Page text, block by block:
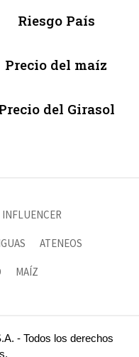
Riesgo País
Precio del maíz
del Girasol
INFLUENCER
ATENEOS
MAÍZ
- Todos los derechos